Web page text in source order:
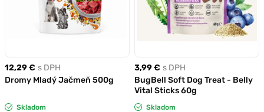
12,29 € s DPH
Dromy Mladý Jačmeň 500g
Skladom
3,99 € s DPH
BugBell Soft Dog Treat - Belly
Vital Sticks 60g
Skladom